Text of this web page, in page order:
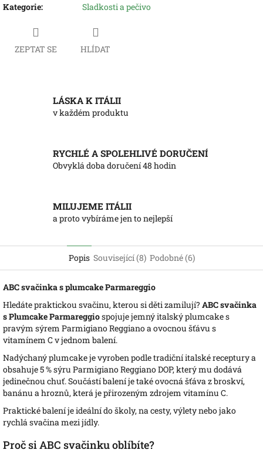
Kategorie: Sladkosti a pečivo
ZEPTAT SE HLÍDAT
LÁSKA K ITÁLII
v každém produktu
RYCHLÉ A SPOLEHLIVÉ DORUČENÍ
Obvyklá doba doručení 48 hodin
MILUJEME ITÁLII
a proto vybíráme jen to nejlepší
Popis Související (8) Podobné (6)
ABC svačinka s plumcake Parmareggio
Hledáte praktickou svačinu, kterou si děti zamilují? ABC svačinka
s Plumcake Parmareggiospojuje jemný italský plumcake s
pravým sýrem Parmigiano Reggiano a ovocnou šťávu s
vitamínem C v jednom balení.
Nadýchaný plumcake je vyroben podle tradiční italské receptury a
obsahuje 5 % sýru Parmigiano Reggiano DOP, který mu dodává
jedinečnou chuť. Součástí balení je také ovocná šťáva z broskví,
banánu a hroznů, která je přirozeným zdrojem vitamínu C.
Praktické balení je ideální do školy, na cesty, výlety nebo jako
rychlá svačina mezi jídly.
Proč si ABC svačinku oblíbíte?